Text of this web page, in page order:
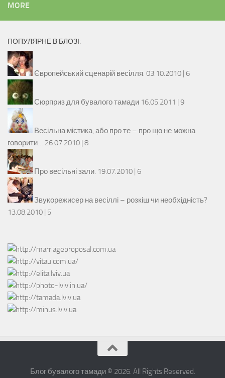
MORE
ПОПУЛЯРНЕ В БЛОЗІ:
Європейський сценарій весілля. 03.10.2010 | 6
Сюрприз для бувалого тамади 16.05.2011 | 9
Весільна містика, або про те – про що не можна
говорити… 26.07.2010 | 8
Про весільні зали. 19.07.2010 | 6
Звукорежисер на весіллі – розкіш чи необхідність?
13.08.2010 | 5
Блог бувалого тамади © 2026. All Rights Reserved.